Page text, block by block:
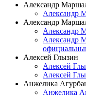
Александр
Александр
Александр
Александр
Александр
Алексей Глызин
Алексей
Алексей
Анжелика
Анжелика